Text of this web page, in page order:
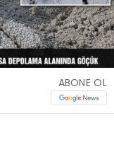
ABONE OL